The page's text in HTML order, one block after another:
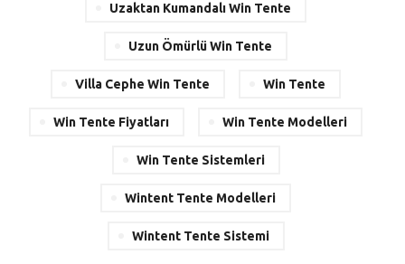
Uzaktan Kumandalı Win Tente
Uzun Ömürlü Win Tente
Villa Cephe Win Tente Win Tente
Win Tente Fiyatları Win Tente Modelleri
Win Tente Sistemleri
Wintent Tente Modelleri
Wintent Tente Sistemi